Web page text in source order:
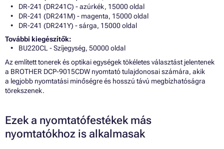
DR-241 (DR241C) - azúrkék, 15000 oldal
DR-241 (DR241M) - magenta, 15000 oldal
DR-241 (DR241Y) - sárga, 15000 oldal
További kiegészítők:
BU220CL - Szíjegység, 50000 oldal
Az említett tonerek és optikai egységek tökéletes választást jelentenek
a BROTHER DCP-9015CDW nyomtató tulajdonosai számára, akik
a legjobb nyomtatási minőségre és hosszú távú megbízhatóságra
törekszenek.
Ezek a nyomtatófestékek más
nyomtatókhoz is alkalmasak